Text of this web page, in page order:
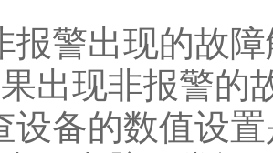
报警出现的故
出现非报警的
设备的数值设